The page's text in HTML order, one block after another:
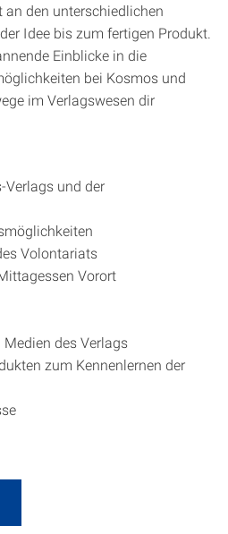
an den unterschiedlichen
Idee bis zum fertigen Produkt.
Einblicke in die
bei Kosmos und
im Verlagswesen dir
Verlags und der
Volontariats
Vorort
des Verlags
zum Kennenlernen der